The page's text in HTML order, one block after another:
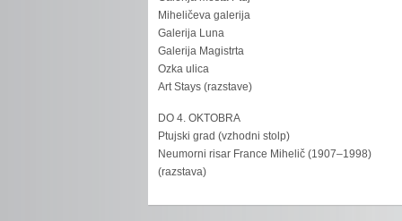
Miheličeva galerija
Galerija Luna
Galerija Magistrta
Ozka ulica
Art Stays (razstave)
DO 4. OKTOBRA
Ptujski grad (vzhodni stolp)
Neumorni risar France Mihelič (1907–1998)
(razstava)